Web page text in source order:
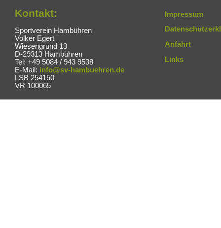
Kontakt:
Sportverein Hambühren
Volker Egert
Wiesengrund 13
D-29313 Hambühren
Tel: +49 5084 / 943 9538
E-Mail: info@sv-hambuehren.de
LSB 254150
VR 100065
Impressum
Anfahrt
Links